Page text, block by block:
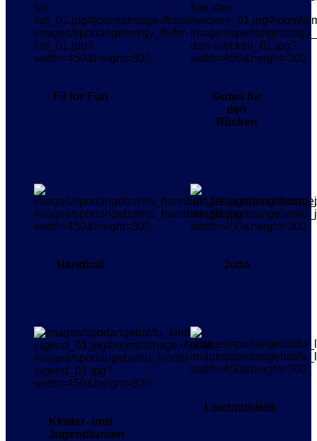
Fit for Fun
Gutes für
den
Rücken
Handball Judo
Kinder- und
Jugendturnen
Leichtathletik